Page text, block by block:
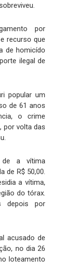
por
recurso que
de homicído
ilegal de
popular um
de 61 anos
o crime
por volta das
a vítima
de R$ 50,00.
a vítima,
do tórax.
depois por
acusado de
no dia 26
loteamento